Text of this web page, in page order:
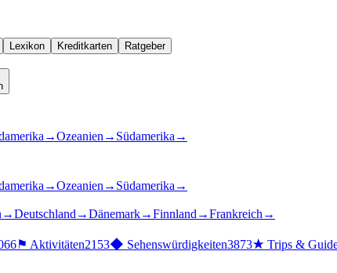
Lexikon Kreditkarten Ratgeber
→Ozeanien → Südamerika →
→Ozeanien → Südamerika →
→Deutschland →Dänemark→Finnland →Frankreich →
⚑ Aktivitäten2153◆ Sehenswürdigkeiten3873★ Trips &